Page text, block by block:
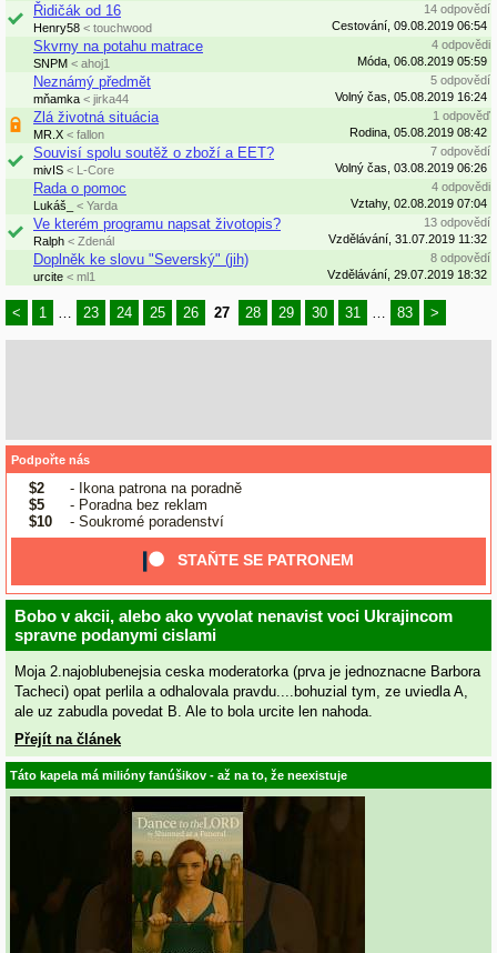
Řidičák od 16
14 odpovědí
Henry58 < touchwood Cestování, 09.08.2019 06:54
Skvrny na potahu matrace
4 odpovědi
SNPM < ahoj1 Móda, 06.08.2019 05:59
Neznámý předmět
5 odpovědí
mňamka < jirka44 Volný čas, 05.08.2019 16:24
Zlá životná situácia
1 odpověď
MR.X < fallon Rodina, 05.08.2019 08:42
Souvisí spolu soutěž o zboží a EET?
7 odpovědí
mivIS < L-Core Volný čas, 03.08.2019 06:26
Rada o pomoc
4 odpovědi
Lukáš_
< Yarda Vztahy, 02.08.2019 07:04
Ve kterém programu napsat životopis?
13 odpovědí
Ralph < Zdenál Vzdělávání, 31.07.2019 11:32
Doplněk ke slovu "Severský" (jih)
8 odpovědí
urcite < ml1 Vzdělávání, 29.07.2019 18:32
< 1 23 24 25 26 27 28 29 30 31 83 >
Podpořte nás
$2
- Ikona patrona na poradně
$5
- Poradna bez reklam
$10
- Soukromé poradenství
STAŇTE SE PATRONEM
Bobo v akcii, alebo ako vyvolat nenavist voci Ukrajincom
spravne podanymi cislami
Moja 2.najoblubenejsia ceska moderatorka (prva je jednoznacne Barbora
Tacheci) opat perlila a odhalovala pravdu....bohuzial tym, ze uviedla A,
ale uz zabudla povedat B. Ale to bola urcite len nahoda.
Přejít na článek
Táto kapela má milióny fanúšikov - až na to, že neexistuje